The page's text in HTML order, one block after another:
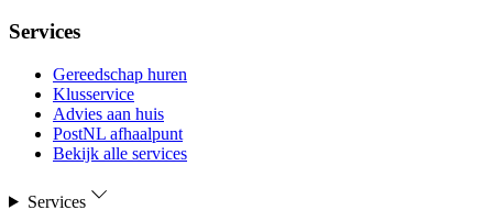
Services
Gereedschap huren
Klusservice
Advies aan huis
PostNL afhaalpunt
Bekijk alle services
Services